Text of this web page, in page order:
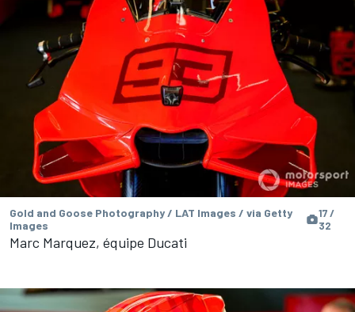
Gold and Goose Photography / LAT Images / via Getty
Images
17 /
32
Marc Marquez, équipe Ducati